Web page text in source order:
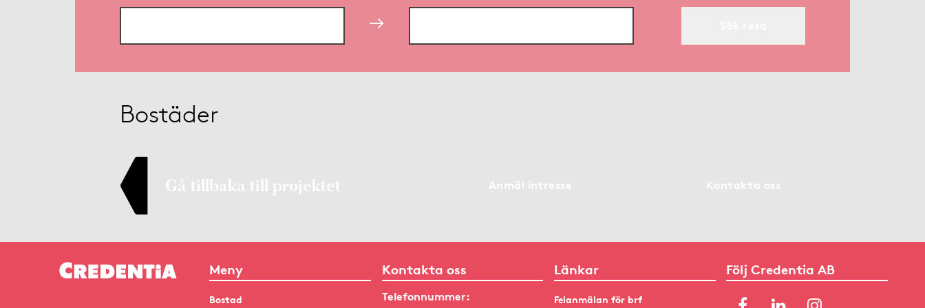
Bostäder
Gå tillbaka till projektet Anmäl intresse Kontakta oss
Meny
Bostad
Kontakta oss
Telefonnummer:
Länkar
Felanmälan för brf
Följ Credentia AB